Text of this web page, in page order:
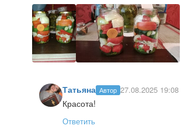
Татьяна Автор 27.08.2025 19:08
Красота!
Ответить